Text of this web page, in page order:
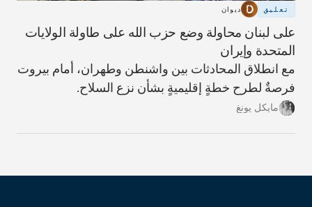
تعليق ديوان
على لبنان محاولة وضع حزب الله على طاولة الولايات
المتحدة وإيران
مع انطلاق المحادثات بين واشنطن وطهران، أمام بيروت
فرصةٌ لطرح خطةٍ إقليميةٍ بشأن نزع السلاح.
مايكل يونغ